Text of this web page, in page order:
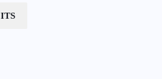
ITS